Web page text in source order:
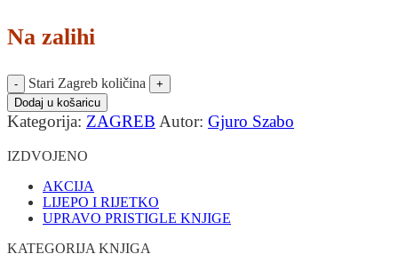
Na zalihi
Stari Zagreb količina
Dodaj u košaricu
Kategorija: ZAGREB Autor: Gjuro Szabo
IZDVOJENO
AKCIJA
LIJEPO I RIJETKO
UPRAVO PRISTIGLE KNJIGE
KATEGORIJA KNJIGA